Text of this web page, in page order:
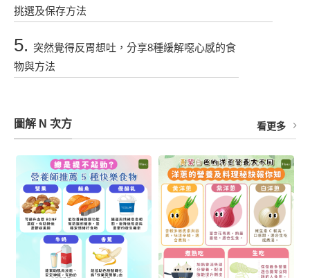
挑選及保存方法
5. 突然覺得反胃想吐，分享8種緩解噁心感的食
物與方法
圖解 N 次方 看更多